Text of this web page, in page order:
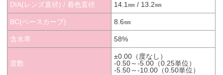
DIA(レンズ直径) / 着色直径 14.1㎜ / 13.2㎜
BC(ベースカーブ) 8.6㎜
含水率 58%
度数
±0.00（度なし）
-0.50～-5.00（0.25単位）
-5.50～-10.00（0.50単位）